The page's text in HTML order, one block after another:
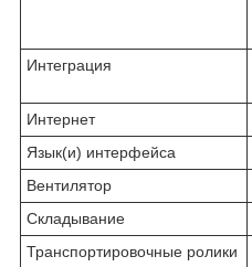
Интеграция
Интернет
Язык(и) интерфейса
Вентилятор
Складывание
Транспортировочные ролики